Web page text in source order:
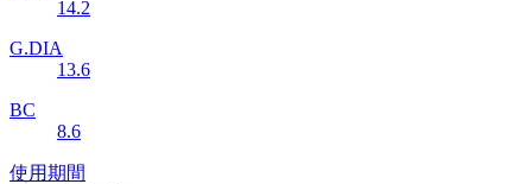
14.2
G.DIA
13.6
BC
8.6
使用期間